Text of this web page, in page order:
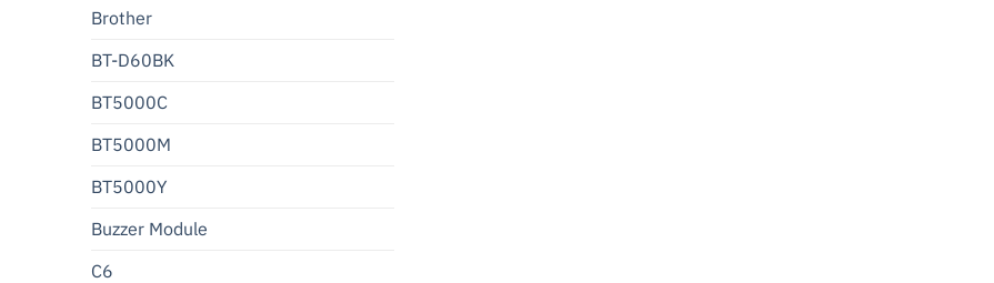
Brother
BT-D60BK
BT5000C
BT5000M
BT5000Y
Buzzer Module
C6